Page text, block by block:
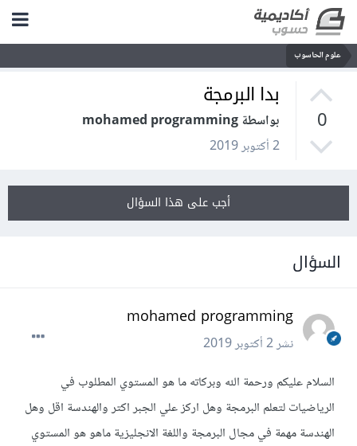
علوم الحاسوب
0
بدا البرمجة
بواسطة mohamed programming
2 أكتوبر 2019
أجب على هذا السؤال
السؤال
mohamed programming
نشر2 أكتوبر 2019
السلام عليكم ورحمة الله وبركاته ما هو المستوي المطلوب في
الرياضيات لتعلم البرمجة وهل اركز علي الجبر اكتر والهندسة اقل وهل
الهندسة مهمة في مجال البرمجة واللغة الانجليزية ماهو هو المستوي